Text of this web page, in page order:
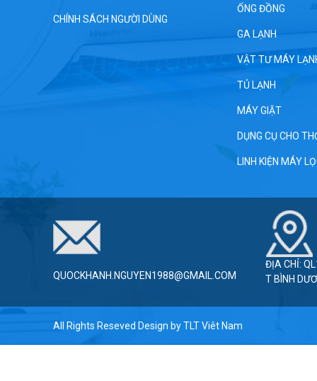
CHÍNH SÁCH NGƯỜI DÙNG
ỐNG ĐỒNG
GA LẠNH
VẬT TƯ MÁY
TỦ LẠNH
MÁY GIẶT
DỤNG CỤ CHO
LINH KIỆN MÁY
QUOCKHANH.NGUYEN1988@GMAIL.COM
ĐỊA CHỈ:
T BÌNH
All Rights Reseved Design byTLT Viêt Nam